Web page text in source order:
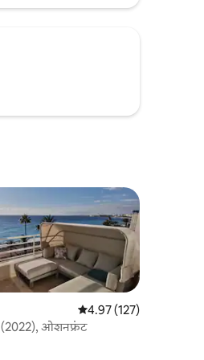
5 पैकी 4.97 सरासरी रेटिंग,
4.97 (127)
(2022), ओशनफ्रंट